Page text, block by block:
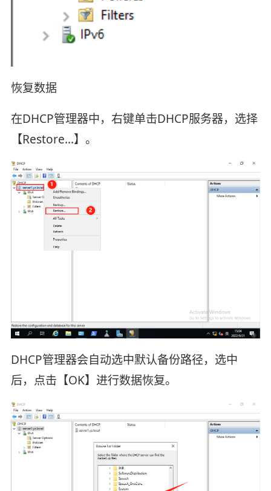
恢复数据
在DHCP管理器中，右键单击DHCP服务器，选择
【Restore…】。
DHCP管理器会自动选中默认备份路径，选中
后，点击【OK】进行数据恢复。